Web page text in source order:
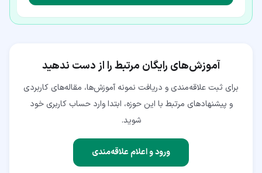
آموزش‌های رایگان مرتبط را از دست ندهید
برای ثبت علاقه‌مندی و دریافت نمونه آموزش‌ها، مقاله‌های کاربردی
و پیشنهادهای مرتبط با این حوزه، ابتدا وارد حساب کاربری خود
شوید.
ورود و اعلام علاقه‌مندی